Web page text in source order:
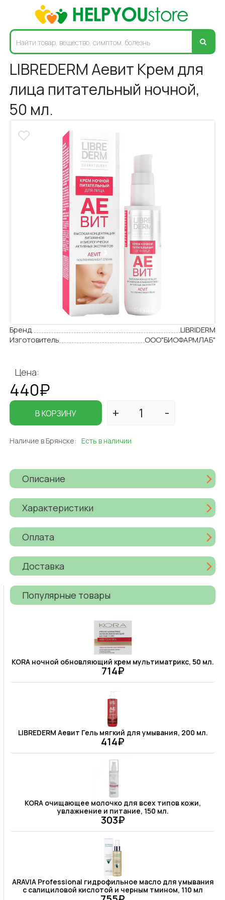
LIBREDERM Аевит Крем для
лица питательный ночной,
50 мл.
Бренд
LIBRIDERM
Изготовитель
ООО"БИОФАРМЛАБ"
Цена:
440₽
В КОРЗИНУ
Наличие в Брянске: Есть в наличии
Описание
Характеристики
Оплата
Доставка
Популярные товары
KORA ночной обновляющий крем мультиматрикс, 50 мл.
714₽
LIBREDERM Аевит Гель мягкий для умывания, 200 мл.
414₽
KORA очищающее молочко для всех типов кожи,
увлажнение и питание, 150 мл.
303₽
ARAVIA Professional гидрофильное масло для умывания
с салициловой кислотой и черным тмином, 110 мл